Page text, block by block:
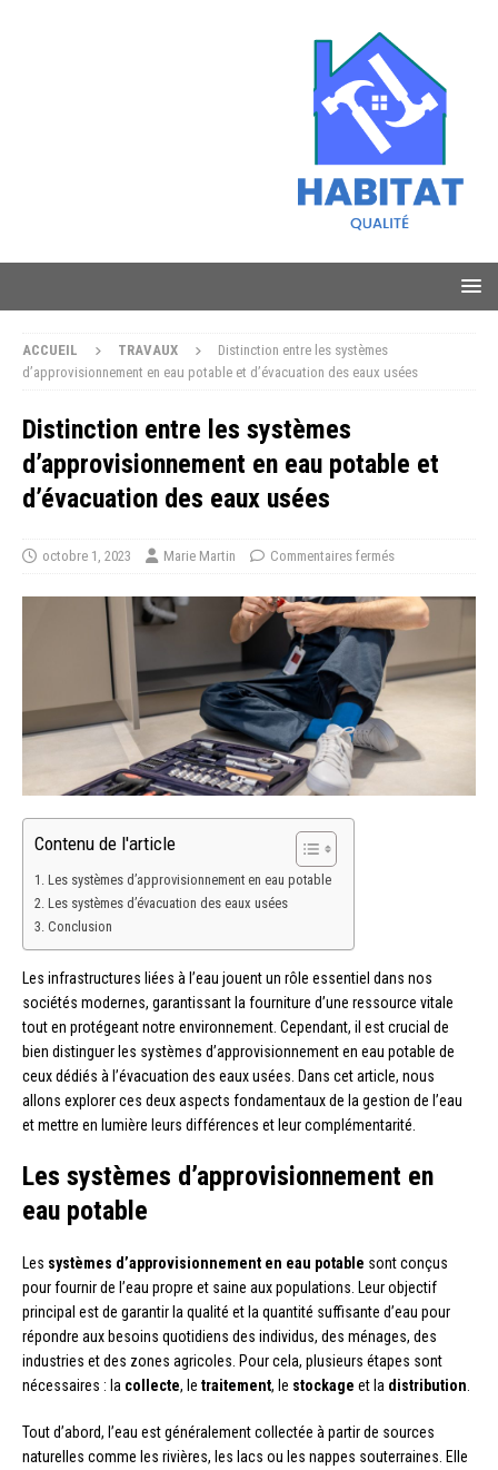
ACCUEIL TRAVAUX
Distinction entre les systèmes
d’approvisionnement en eau potable et d’évacuation des eaux usées
Distinction entre les systèmes
d’approvisionnement en eau potable et
d’évacuation des eaux usées
octobre 1, 2023 Marie Martin Commentaires fermés
Contenu de l'article
Les systèmes d’approvisionnement en eau potable
Les systèmes d’évacuation des eaux usées
Conclusion
Les infrastructures liées à l’eau jouent un rôle essentiel dans nos
sociétés modernes, garantissant la fourniture d’une ressource vitale
tout en protégeant notre environnement. Cependant, il est crucial de
bien distinguer les systèmes d’approvisionnement en eau potable de
ceux dédiés à l’évacuation des eaux usées. Dans cet article, nous
allons explorer ces deux aspects fondamentaux de la gestion de l’eau
et mettre en lumière leurs différences et leur complémentarité.
Les systèmes d’approvisionnement en
eau potable
Les systèmes d’approvisionnement en eau potable sont conçus
pour fournir de l’eau propre et saine aux populations. Leur objectif
principal est de garantir la qualité et la quantité suffisante d’eau pour
répondre aux besoins quotidiens des individus, des ménages, des
industries et des zones agricoles. Pour cela, plusieurs étapes sont
nécessaires : la collecte, le traitement, le stockage et la distribution
Tout d’abord, l’eau est généralement collectée à partir de sources
naturelles comme les rivières, les lacs ou les nappes souterraines. Elle